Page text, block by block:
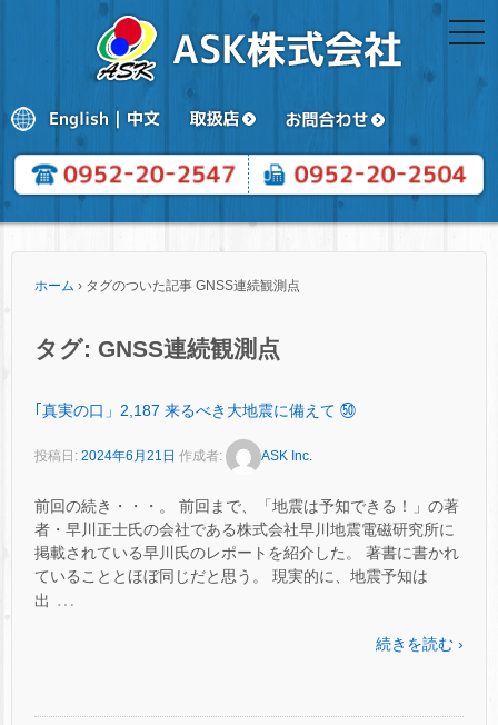
ホーム › タグのついた記事 GNSS連続観測点
タグ: GNSS連続観測点
｢真実の口」2,187 来るべき大地震に備えて ㊿
投稿日: 2024年6月21日 作成者: ASK Inc.
前回の続き・・・。 前回まで、「地震は予知できる！」の著
者・早川正士氏の会社である株式会社早川地震電磁研究所に
掲載されている早川氏のレポートを紹介した。 著書に書かれ
ていることとほぼ同じだと思う。 現実的に、地震予知は
出 …
続きを読む ›